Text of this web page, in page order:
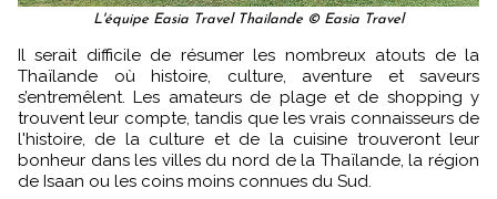
L'équipe Easia Travel Thailande © Easia Travel
Il serait difficile de résumer les nombreux atouts de la
Thaïlande où histoire, culture, aventure et saveurs
s’entremêlent. Les amateurs de plage et de shopping y
trouvent leur compte, tandis que les vrais connaisseurs de
l'histoire, de la culture et de la cuisine trouveront leur
bonheur dans les villes du nord de la Thaïlande, la région
de Isaan ou les coins moins connues du Sud.